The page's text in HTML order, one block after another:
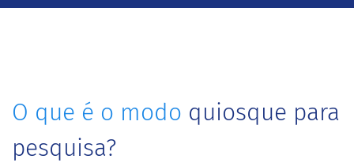
O que é o modo quiosque para
pesquisa?